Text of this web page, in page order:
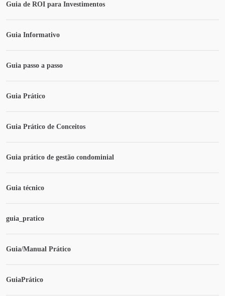
Guia de ROI para Investimentos
Guia Informativo
Guia passo a passo
Guia Prático
Guia Prático de Conceitos
Guia prático de gestão condominial
Guia técnico
guia_pratico
Guia/Manual Prático
GuiaPrático